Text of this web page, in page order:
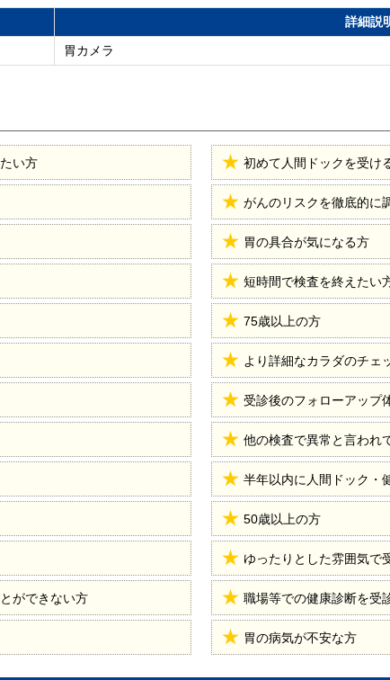
詳細説
胃カメラ
い方 初めて人間ドックを受け
がんのリスクを徹底的に
胃の具合が気になる方
短時間で検査を終えたい
75歳以上の方
より詳細なカラダのチェ
受診後のフォローアップ
他の検査で異常と言われ
半年以内に人間ドック・
50歳以上の方
ゆったりとした雰囲気で
ができない方 職場等での健康診断を受
胃の病気が不安な方